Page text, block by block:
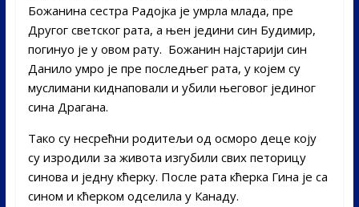
Божанина сестра Радојка је умрла млада, пре
Другог светског рата, а њен једини син Будимир,
погинуо је у овом рату. Божанин најстарији син
Данило умро је пре последњег рата, у којем су
муслимани киднаповали и убили његовог јединог
сина Драгана.
Тако су несрећни родитељи од осморо деце коју
су изродили за живота изгубили свих петорицу
синова и једну кћерку. После рата кћерка Гина је са
сином и кћерком одселила у Канаду.